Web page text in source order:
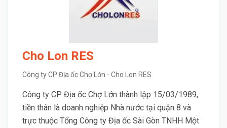
Cho Lon RES
Công ty CP Địa ốc Chợ Lớn - Cho Lon RES
Công ty CP Địa ốc Chợ Lớn thành lập 15/03/1989,
tiền thân là doanh nghiệp Nhà nước tại quận 8 và
trực thuộc Tổng Công ty Địa ốc Sài Gòn TNHH Một